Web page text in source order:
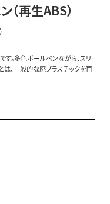
（再生ABS）
。多色ボールペンながら、スリ
は、一般的な廃プラスチックを再